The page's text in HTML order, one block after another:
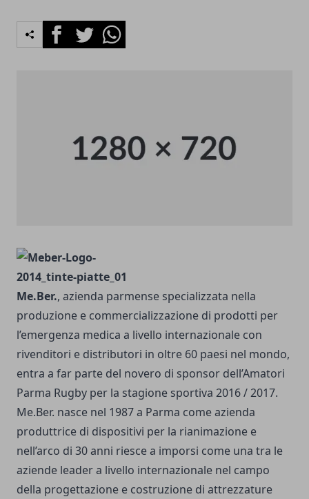
FacebookTwitterWhatsapp
Me.Ber., azienda parmense specializzata nella
produzione e commercializzazione di prodotti per
l’emergenza medica a livello internazionale con
rivenditori e distributori in oltre 60 paesi nel mondo,
entra a far parte del novero di sponsor dell’Amatori
Parma Rugby per la stagione sportiva 2016 / 2017.
Me.Ber. nasce nel 1987 a Parma come azienda
produttrice di dispositivi per la rianimazione e
nell’arco di 30 anni riesce a imporsi come una tra le
aziende leader a livello internazionale nel campo
della progettazione e costruzione di attrezzature